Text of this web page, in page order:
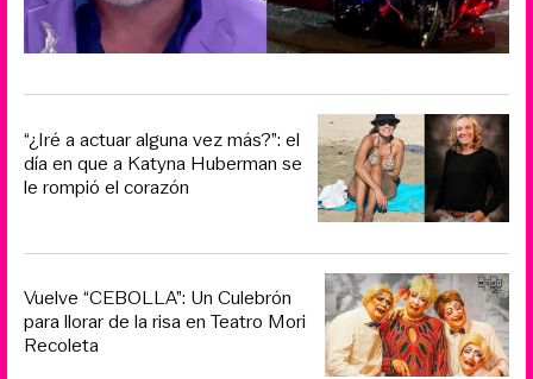
“¿Iré a actuar alguna vez más?”: el
día en que a Katyna Huberman se
le rompió el corazón
Vuelve “CEBOLLA”: Un Culebrón
para llorar de la risa en Teatro Mori
Recoleta